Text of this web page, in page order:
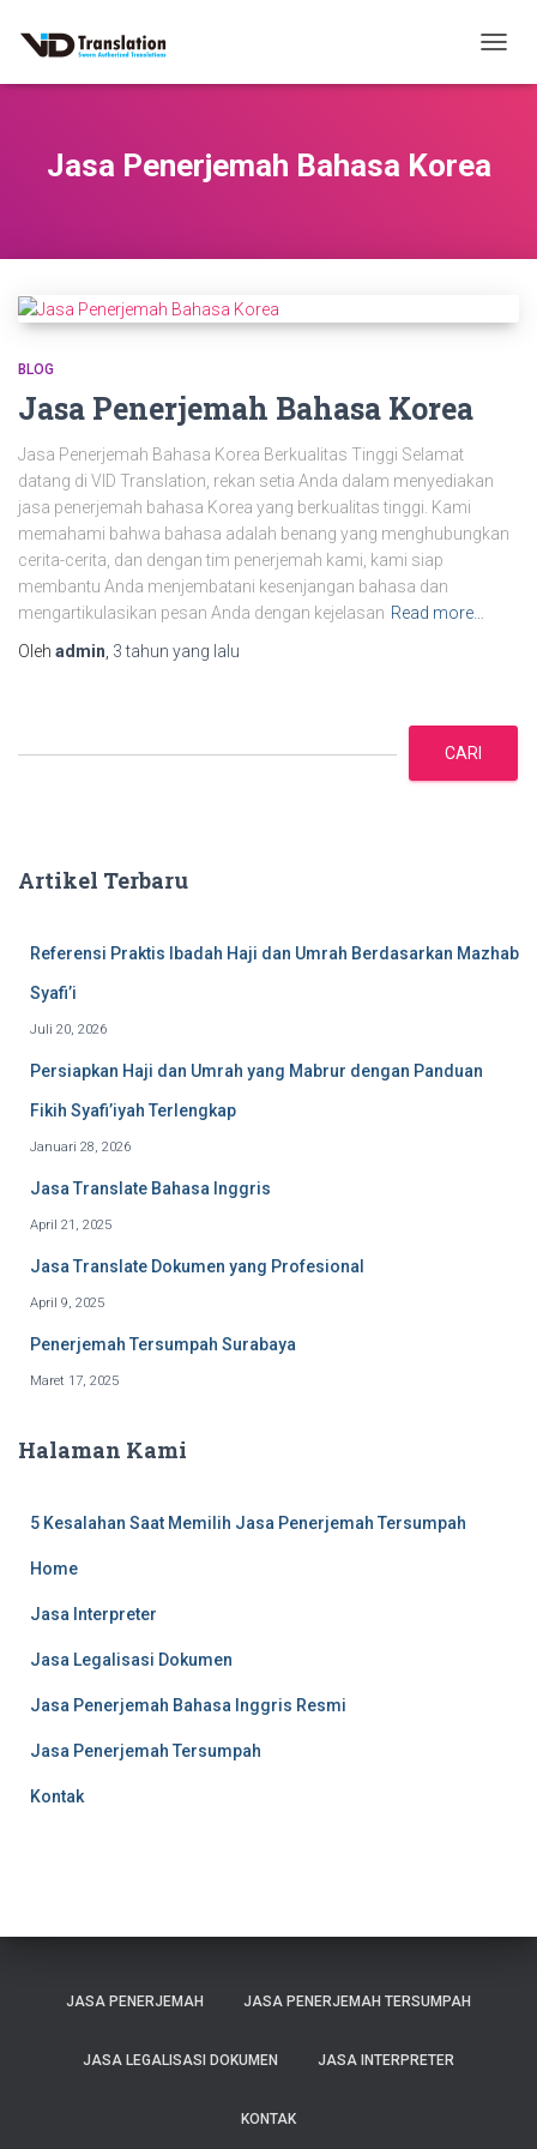
Jasa Penerjemah Bahasa Korea
BLOG
Jasa Penerjemah Bahasa Korea
Jasa Penerjemah Bahasa Korea Berkualitas Tinggi Selamat
datang di VID Translation, rekan setia Anda dalam menyediakan
jasa penerjemah bahasa Korea yang berkualitas tinggi. Kami
memahami bahwa bahasa adalah benang yang menghubungkan
cerita-cerita, dan dengan tim penerjemah kami, kami siap
membantu Anda menjembatani kesenjangan bahasa dan
mengartikulasikan pesan Anda dengan kejelasan Read more…
Oleh admin, 3 tahun yang lalu
a
CARI
Artikel Terbaru
Referensi Praktis Ibadah Haji dan Umrah Berdasarkan Mazhab
Syafi’i
Juli 20, 2026
Persiapkan Haji dan Umrah yang Mabrur dengan Panduan
Fikih Syafi’iyah Terlengkap
Januari 28, 2026
Jasa Translate Bahasa Inggris
April 21, 2025
Jasa Translate Dokumen yang Profesional
April 9, 2025
Penerjemah Tersumpah Surabaya
Maret 17, 2025
Halaman Kami
5 Kesalahan Saat Memilih Jasa Penerjemah Tersumpah
Home
Jasa Interpreter
Jasa Legalisasi Dokumen
Jasa Penerjemah Bahasa Inggris Resmi
Jasa Penerjemah Tersumpah
Kontak
JASA PENERJEMAH JASA PENERJEMAH TERSUMPAH
JASA LEGALISASI DOKUMEN JASA INTERPRETER
KONTAK